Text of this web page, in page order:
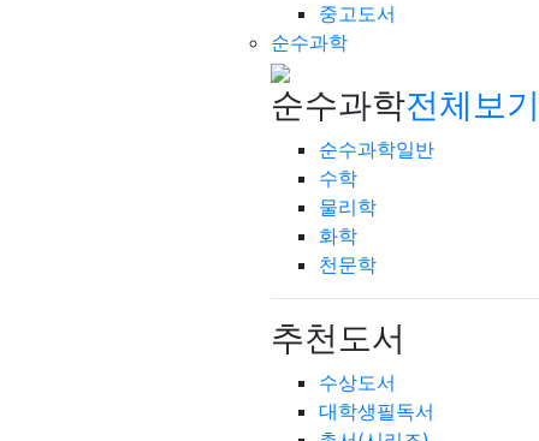
중고도서
순수과학
순수과학전체보
순수과학일반
수학
물리학
화학
천문학
추천도서
수상도서
대학생필독서